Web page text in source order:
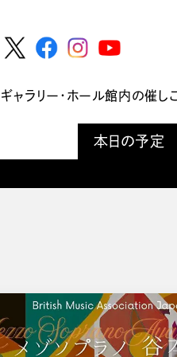
ギャラリー・ホール館内の催し
本日の予定